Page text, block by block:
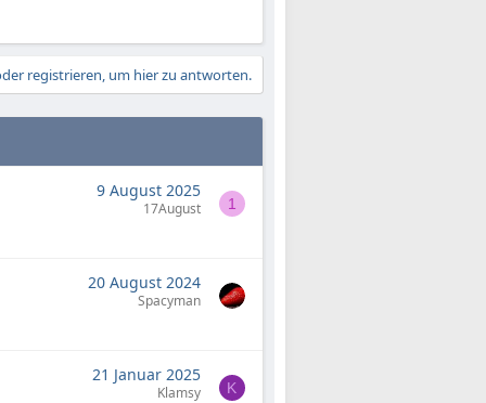
registrieren, um hier zu antworten.
9 August 2025
17August 1
20 August 2024
Spacyman
21 Januar 2025
Klamsy K